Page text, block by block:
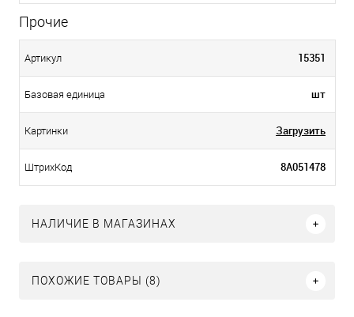
Прочие
Артикул 15351
Базовая единица шт
Картинки Загрузить
ШтрихКод 8А051478
НАЛИЧИЕ В МАГАЗИНАХ
ПОХОЖИЕ ТОВАРЫ (8)